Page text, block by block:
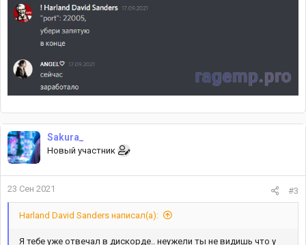
Sakura_
Новый участник
23 Сен 2021 #3
Harland David Sanders написал(а):
Я тебе уже отвечал в дискорде.. неужели ты не видишь что у